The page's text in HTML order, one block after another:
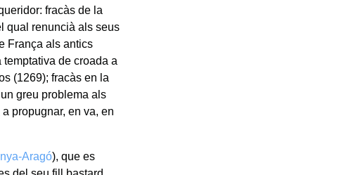
fracàs de la
qual renuncià als seus
França als antics
de croada a
(1269); fracàs en la
greu problema als
propugnar, en va, en
Aragó), que es